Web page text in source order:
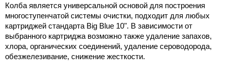
Колба является универсальной основой для построения
многоступенчатой ​​системы очистки, подходит для любых
картриджей стандарта Big Blue 10". В зависимости от
выбранного картриджа возможно также удаление запахов,
хлора, органических соединений, удаление сероводорода,
обезжелезивание, снижение жесткости.